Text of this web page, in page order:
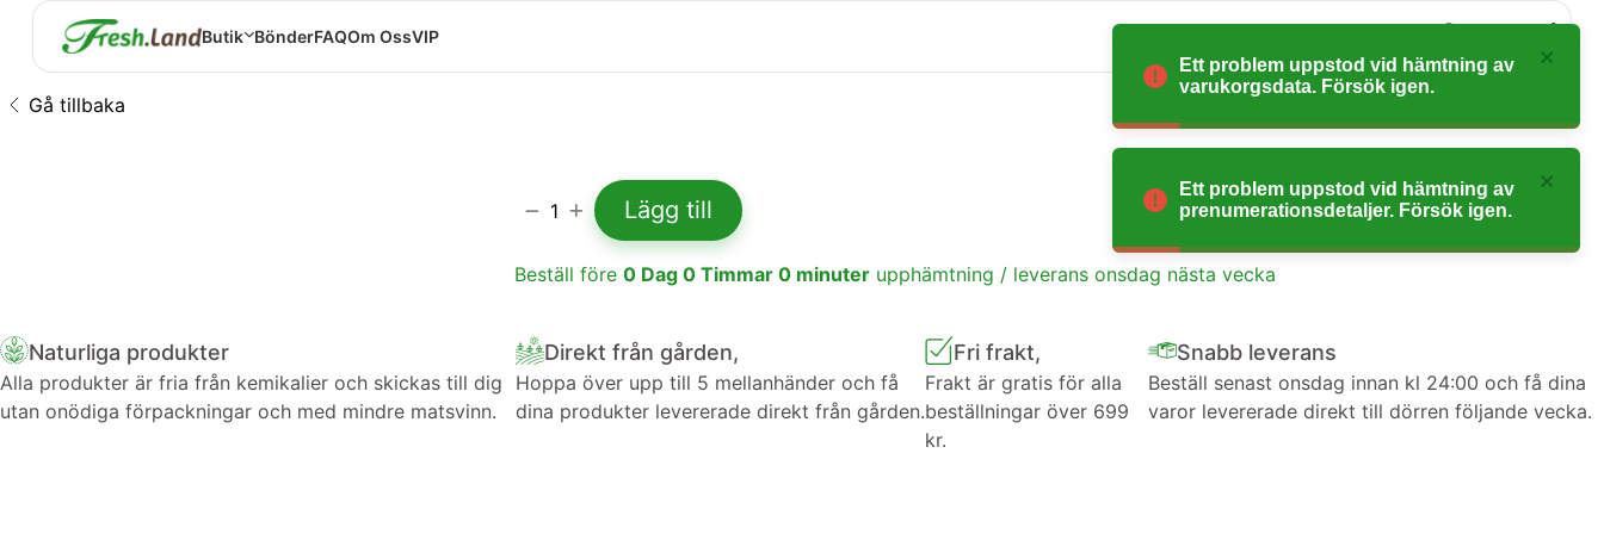
Butik BönderFAQOm OssVIP 0
Gå tillbaka
1 Lägg till
Beställ före 0 Dag 0 Timmar 0 minuter upphämtning / leverans onsdag nästa vecka
Naturliga produkter
Alla produkter är fria från kemikalier och skickas till dig
utan onödiga förpackningar och med mindre matsvinn.
Direkt från gården,
Hoppa över upp till 5 mellanhänder och få
dina produkter levererade direkt från gården.
Fri frakt,
Frakt är gratis för alla
beställningar över 699
kr.
Snabb leverans
Beställ senast onsdag innan kl 24:00 och få dina
varor levererade direkt till dörren följande vecka.
Ett problem uppstod vid hämtning av
varukorgsdata. Försök igen.
Ett problem uppstod vid hämtning av
prenumerationsdetaljer. Försök igen.